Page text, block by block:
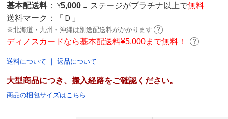
基本配送料 ： ¥5,000 → ステージがプラチナ以上で無料
送料マーク：
「Ｄ」
※北海道・九州・沖縄は別途配送料がかかります
ディノスカードなら基本配送料¥5,000まで無料！
送料について ｜返品について
大型商品につき、搬入経路をご確認ください。
商品の梱包サイズはこちら